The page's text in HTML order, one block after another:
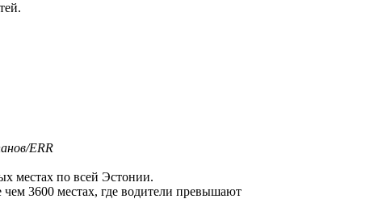
ERR
местах по всей Эстонии.
3600 местах, где водители превышают